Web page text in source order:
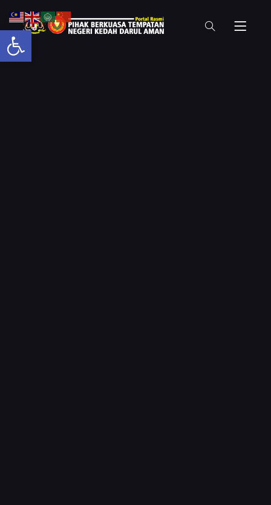
Open toolbar